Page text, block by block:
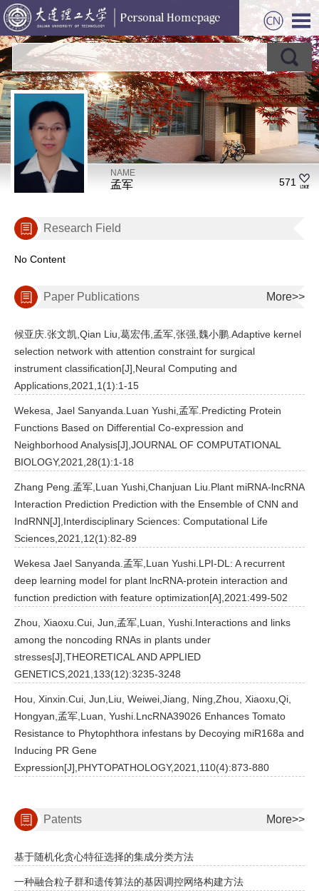
NAME
孟军 571
Research Field
No Content
Paper Publications More>>
候亚庆.张文凯,Qian Liu,葛宏伟,孟军,张强,魏小鹏.Adaptive kernel
selection network with attention constraint for surgical
instrument classification[J],Neural Computing and
Applications,2021,1(1):1-15
Wekesa, Jael Sanyanda.Luan Yushi,孟军.Predicting Protein
Functions Based on Differential Co-expression and
Neighborhood Analysis[J],JOURNAL OF COMPUTATIONAL
BIOLOGY,2021,28(1):1-18
Zhang Peng.孟军,Luan Yushi,Chanjuan Liu.Plant miRNA-lncRNA
Interaction Prediction Prediction with the Ensemble of CNN and
IndRNN[J],Interdisciplinary Sciences: Computational Life
Sciences,2021,12(1):82-89
Wekesa Jael Sanyanda.孟军,Luan Yushi.LPI-DL: A recurrent
deep learning model for plant lncRNA-protein interaction and
function prediction with feature optimization[A],2021:499-502
Zhou, Xiaoxu.Cui, Jun,孟军,Luan, Yushi.Interactions and links
among the noncoding RNAs in plants under
stresses[J],THEORETICAL AND APPLIED
GENETICS,2021,133(12):3235-3248
Hou, Xinxin.Cui, Jun,Liu, Weiwei,Jiang, Ning,Zhou, Xiaoxu,Qi,
Hongyan,孟军,Luan, Yushi.LncRNA39026 Enhances Tomato
Resistance to Phytophthora infestans by Decoying miR168a and
Inducing PR Gene
Expression[J],PHYTOPATHOLOGY,2021,110(4):873-880
Patents More>>
基于随机化贪心特征选择的集成分类方法
一种融合粒子群和遗传算法的基因调控网络构建方法